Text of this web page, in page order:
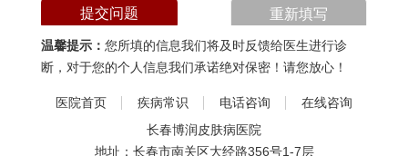
温馨提示： 您所填的信息我们将及时反馈给医生进行诊
断，对于您的个人信息我们承诺绝对保密！请您放心！
医院首页 疾病常识 电话咨询
在线咨询
长春博润皮肤病医院
地址：长春市南关区大经路356号1-7层